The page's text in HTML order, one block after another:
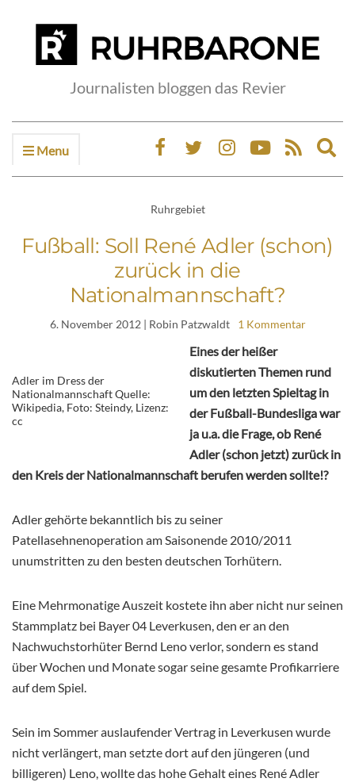
Journalisten bloggen das Revier
Menu
Ruhrgebiet
Fußball: Soll René Adler (schon)
zurück in die
Nationalmannschaft?
6. November 2012| Robin Patzwaldt 1 Kommentar
Adler im Dress der
Nationalmannschaft Quelle:
Wikipedia, Foto: Steindy, Lizenz:
cc
Eines der heißer
diskutierten Themen rund
um den letzten Spieltag in
der Fußball-Bundesliga war
ja u.a. die Frage, ob René
Adler (schon jetzt) zurück in
den Kreis der Nationalmannschaft berufen werden sollte!?
Adler gehörte bekanntlich bis zu seiner
Patellasehnenoperation am Saisonende 2010/2011
unumstritten zu den besten deutschen Torhütern.
Eine Mehrmonatige Auszeit kostete ihn aber nicht nur seinen
Stammplatz bei Bayer 04 Leverkusen, den er an den
Nachwuchstorhüter Bernd Leno verlor, sondern es stand
über Wochen und Monate sogar seine gesamte Profikarriere
auf dem Spiel.
Sein im Sommer auslaufender Vertrag in Leverkusen wurde
nicht verlängert, man setzte dort auf den jüngeren (und
billigeren) Leno, wollte das hohe Gehalt eines René Adler